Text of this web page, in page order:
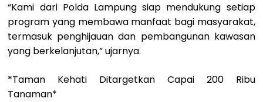
“Kami dari Polda Lampung siap mendukung setiap
program yang membawa manfaat bagi masyarakat,
termasuk penghijauan dan pembangunan kawasan
yang berkelanjutan,” ujarnya.
*Taman Kehati Ditargetkan Capai 200 Ribu
Tanaman*